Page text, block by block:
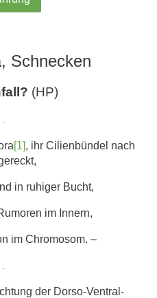
Schnecken
(HP)
[1], ihr Cilienbündel nach
in ruhiger Bucht,
im Innern,
im Chromosom. –
der Dorso-Ventral-